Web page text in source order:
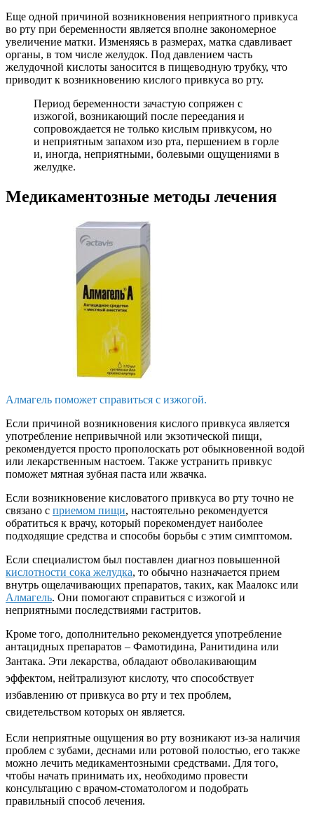
Еще одной причиной возникновения неприятного привкуса
во рту при беременности является вполне закономерное
увеличение матки. Изменяясь в размерах, матка сдавливает
органы, в том числе желудок. Под давлением часть
желудочной кислоты заносится в пищеводную трубку, что
приводит к возникновению кислого привкуса во рту.
Период беременности зачастую сопряжен с
изжогой, возникающий после переедания и
сопровождается не только кислым привкусом, но
и неприятным запахом изо рта, першением в горле
и, иногда, неприятными, болевыми ощущениями в
желудке.
Медикаментозные методы лечения
Алмагель поможет справиться с изжогой.
Если причиной возникновения кислого привкуса является
употребление непривычной или экзотической пищи,
рекомендуется просто прополоскать рот обыкновенной водой
или лекарственным настоем. Также устранить привкус
поможет мятная зубная паста или жвачка.
Если возникновение кисловатого привкуса во рту точно не
связано с приемом пищи, настоятельно рекомендуется
обратиться к врачу, который порекомендует наиболее
подходящие средства и способы борьбы с этим симптомом.
Если специалистом был поставлен диагноз повышенной
кислотности сока желудка, то обычно назначается прием
внутрь ощелачивающих препаратов, таких, как Маалокс или
Алмагель. Они помогают справиться с изжогой и
неприятными последствиями гастритов.
Кроме того, дополнительно рекомендуется употребление
антацидных препаратов – Фамотидина, Ранитидина или
Зантака. Эти лекарства, обладают обволакивающим
эффектом, нейтрализуют кислоту, что способствует
избавлению от привкуса во рту и тех проблем,
свидетельством которых он является.
Если неприятные ощущения во рту возникают из-за наличия
проблем с зубами, деснами или ротовой полостью, его также
можно лечить медикаментозными средствами. Для того,
чтобы начать принимать их, необходимо провести
консультацию с врачом-стоматологом и подобрать
правильный способ лечения.